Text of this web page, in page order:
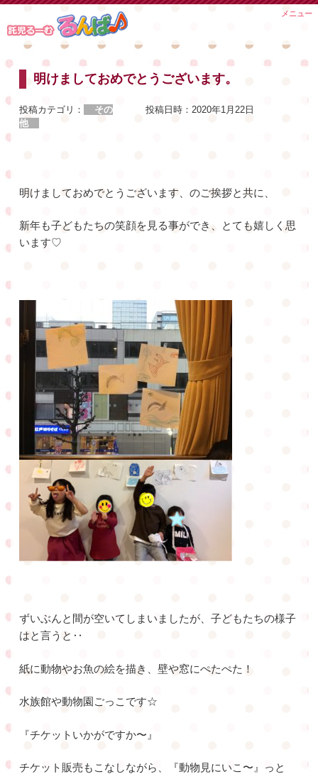
Skip
content
メニュー
明けましておめでとうございます。
投稿カテゴリ：
その
他
投稿日時： 2020年1月22日
明けましておめでとうございます、のご挨拶と共に、
新年も子どもたちの笑顔を見る事ができ、とても嬉しく思
います♡
ずいぶんと間が空いてしまいましたが、子どもたちの様子
はと言うと‥
紙に動物やお魚の絵を描き、壁や窓にぺたぺた！
水族館や動物園ごっこです☆
『チケットいかがですか〜』
チケット販売もこなしながら、『動物見にいこ〜』っと